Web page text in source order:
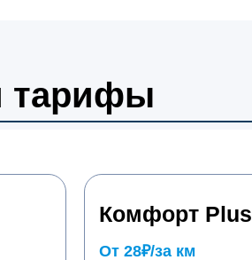
тарифы
Комфорт Plus
От 28₽/за км